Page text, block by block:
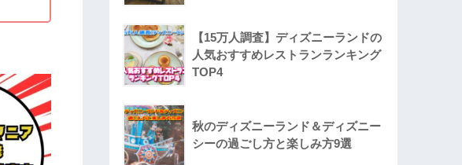
【15万人調査】ディズニーランドの
人気おすすめレストランランキング
TOP4
秋のディズニーランド＆ディズニー
シーの過ごし方と楽しみ方9選